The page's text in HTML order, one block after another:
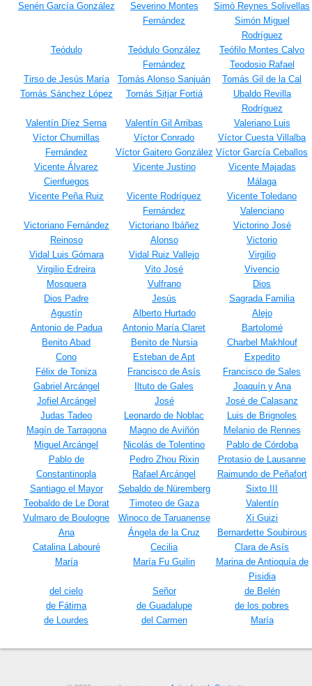
Senén García González
Severino Montes
Fernández
Simò Reynes Solivellas
Simón Miguel
Rodríguez
Teódulo
Teódulo González
Fernández
Teófilo Montes Calvo
Teodosio Rafael
Tirso de Jesús María
Tomás Alonso Sanjuán
Tomás Gil de la Cal
Tomás Sánchez López
Tomás Sitjar Fortiá
Ubaldo Revilla
Rodríguez
Valentín Díez Serna
Valentín Gil Arribas
Valeriano Luis
Víctor Chumillas
Fernández
Víctor Conrado
Víctor Cuesta Villalba
Víctor Gaitero González Víctor García Ceballos
Vicente Álvarez
Cienfuegos
Vicente Justino
Vicente Majadas
Málaga
Vicente Peña Ruiz
Vicente Rodríguez
Fernández
Vicente Toledano
Valenciano
Victoriano Fernández
Reinoso
Victoriano Ibáñez
Alonso
Victorino José
Victorio
Vidal Luis Gómara
Vidal Ruiz Vallejo
Virgilio
Virgilio Edreira
Mosquera
Vito José
Vivencio
Vulfrano
Dios
Dios Padre
Jesús
Sagrada Familia
Agustín
Alberto Hurtado
Alejo
Antonio de Padua
Antonio María Claret
Bartolomé
Benito Abad
Benito de Nursia
Charbel Makhlouf
Cono
Esteban de Apt
Expedito
Félix de Toniza
Francisco de Asís
Francisco de Sales
Gabriel Arcángel
Iltuto de Gales
Joaquín y Ana
Jofiel Arcángel
José
José de Calasanz
Judas Tadeo
Leonardo de Noblac
Luis de Brignoles
Magín de Tarragona
Magno de Aviñón
Melanio de Rennes
Miguel Arcángel
Nicolás de Tolentino
Pablo de Córdoba
Pablo de
Constantinopla
Pedro Zhou Rixin
Protasio de Lausanne
Rafael Arcángel
Raimundo de Peñafort
Santiago el Mayor
Sebaldo de Nüremberg
Sixto III
Teobaldo de Le Dorat
Timoteo de Gaza
Valentín
Vulmaro de Boulogne
Winoco de Taruanense
Xi Guizi
Ana
Ángela de la Cruz
Bernardette Soubirous
Catalina Labouré
Cecilia
Clara de Asís
María
María Fu Guilin
Marina de Antioquía de
Pisidia
del cielo
Señor
de Belén
de Fátima
de Guadalupe
de los pobres
de Lourdes
del Carmen María